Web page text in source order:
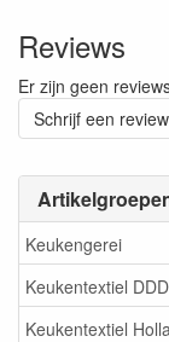
Keukengerei
Keukentextiel
Keukentextiel
Reviews
Er zijn geen
Schrijf een review